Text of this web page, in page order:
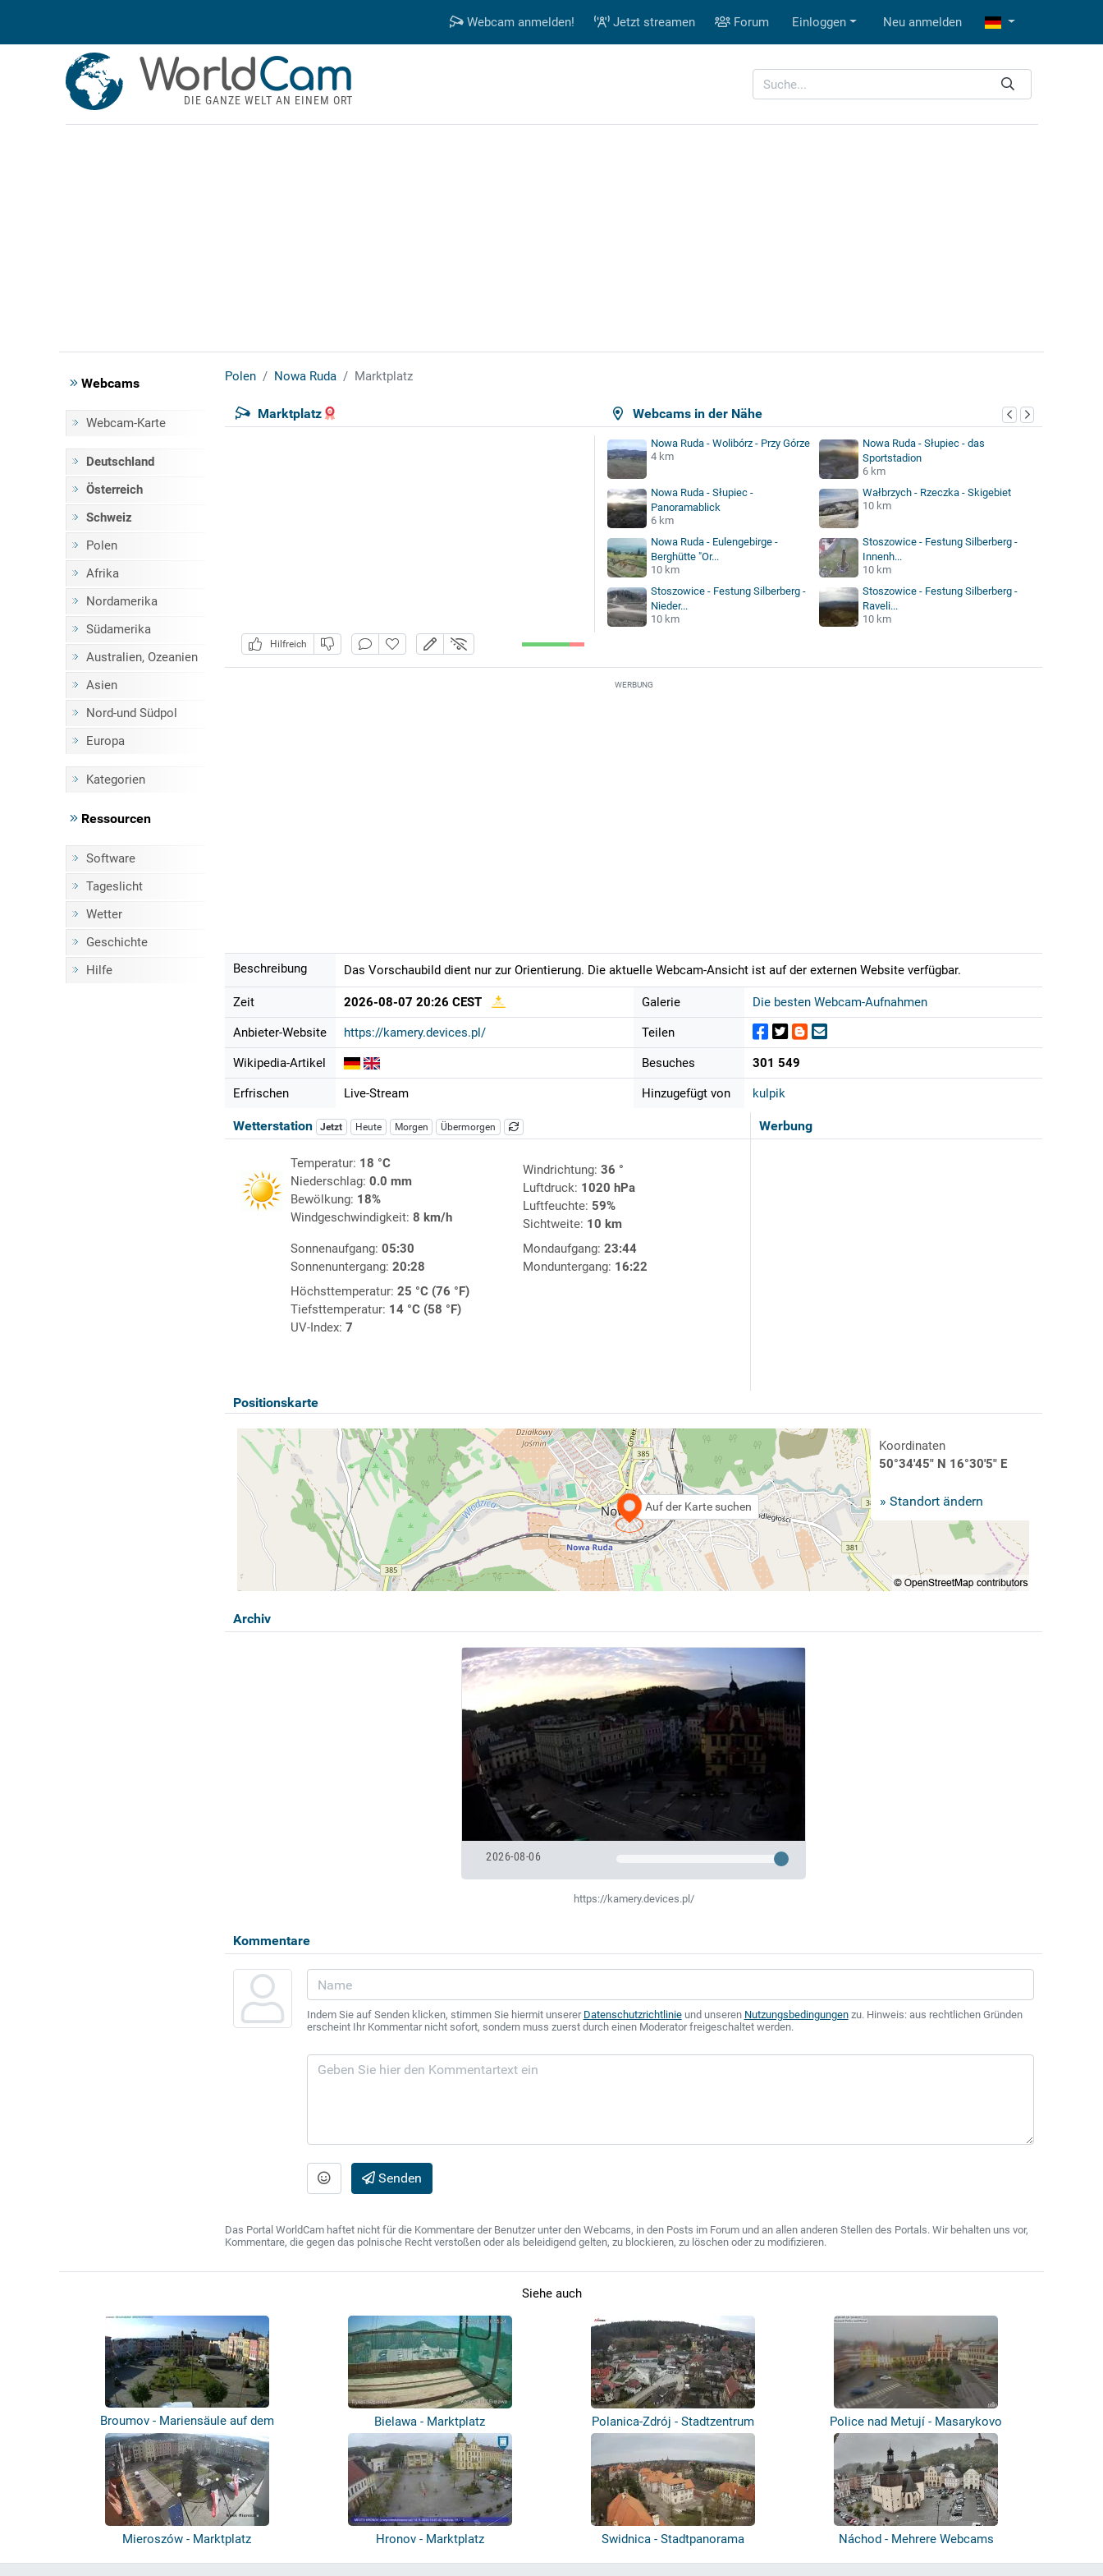
Webcam anmelden! Jetzt streamen Forum Einloggen Neu anmelden
WorldCam
DIE GANZE WELT AN EINEM ORT
Webcams
Webcam-Karte
Deutschland
Österreich
Schweiz
Polen
Afrika
Nordamerika
Südamerika
Australien, Ozeanien
Asien
Nord-und Südpol
Europa
Kategorien
Ressourcen
Software
Tageslicht
Wetter
Geschichte
Hilfe
Polen Nowa Ruda Marktplatz
Webcams in der Nähe
Marktplatz
Hilfreich
Nowa Ruda - Wolibórz - Przy Górze
4 km
Nowa Ruda - Słupiec - das
Sportstadion
6 km
Nowa Ruda - Słupiec -
Panoramablick
6 km
Wałbrzych - Rzeczka - Skigebiet
10 km
Nowa Ruda - Eulengebirge -
Berghütte "Or...
10 km
Stoszowice - Festung Silberberg -
Innenh...
10 km
Stoszowice - Festung Silberberg -
Nieder...
10 km
Stoszowice - Festung Silberberg -
Raveli...
10 km
WERBUNG
Beschreibung Das Vorschaubild dient nur zur Orientierung. Die aktuelle Webcam-Ansicht ist auf der externen Website verfügbar.
Zeit 2026-08-07 20:26 CEST
Anbieter-Website https://kamery.devices.pl/
Wikipedia-Artikel
Erfrischen Live-Stream
Galerie Die besten Webcam-Aufnahmen
Teilen
Besuches 301 549
Hinzugefügt von kulpik
Werbung
Wetterstation Jetzt Heute Morgen Übermorgen
Temperatur: 18 °C
Niederschlag: 0.0 mm
Bewölkung: 18%
Windgeschwindigkeit: 8 km/h
Windrichtung: 36 °
Luftdruck: 1020 hPa
Luftfeuchte: 59%
Sichtweite: 10 km
Sonnenaufgang: 05:30
Sonnenuntergang: 20:28
Mondaufgang: 23:44
Monduntergang: 16:22
Höchsttemperatur: 25 °C (76 °F)
Tiefsttemperatur: 14 °C (58 °F)
UV-Index: 7
Positionskarte
Auf der Karte suchen
Koordinaten
50°34'45" N 16°30'5" E
» Standort ändern
Archiv
2026-08-06
https://kamery.devices.pl/
Kommentare
Indem Sie auf Senden klicken, stimmen Sie hiermit unserer Datenschutzrichtlinieund unseren Nutzungsbedingungenzu. Hinweis: aus rechtlichen Gründen
erscheint Ihr Kommentar nicht sofort, sondern muss zuerst durch einen Moderator freigeschaltet werden.
Senden
Das Portal WorldCam haftet nicht für die Kommentare der Benutzer unter den Webcams, in den Posts im Forum und an allen anderen Stellen des Portals. Wir behalten uns vor,
Kommentare, die gegen das polnische Recht verstoßen oder als beleidigend gelten, zu blockieren, zu löschen oder zu modifizieren.
Siehe auch
Broumov - Mariensäule auf dem
Marktplatz
Bielawa - Marktplatz Polanica-Zdrój - Stadtzentrum
Police nad Metují - Masarykovo
náměstí,...
Mieroszów - Marktplatz Hronov - Marktplatz Swidnica - Stadtpanorama Náchod - Mehrere Webcams